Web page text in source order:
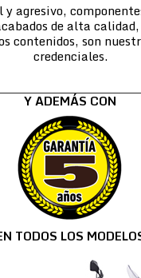
agresivo,
de alta
contenidos, son
credenciales.
Y ADEMÁS CON
TODOS LOS